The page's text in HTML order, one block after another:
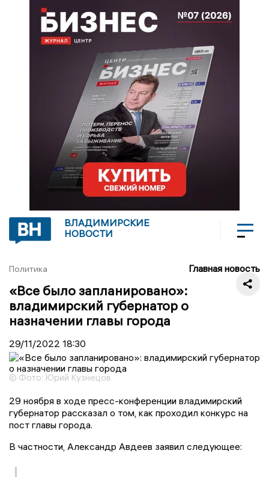
ВЛАДИМИРСКИЕ
НОВОСТИ
Политика Главная новость
«Все было запланировано»:
владимирский губернатор о
назначении главы города
29/11/2022 18:30
© Фото: Юрий Кузнецов
29 ноября в ходе пресс-конференции владимирский
губернатор рассказал о том, как проходил конкурс на
пост главы города.
В частности, Александр Авдеев заявил следующее: